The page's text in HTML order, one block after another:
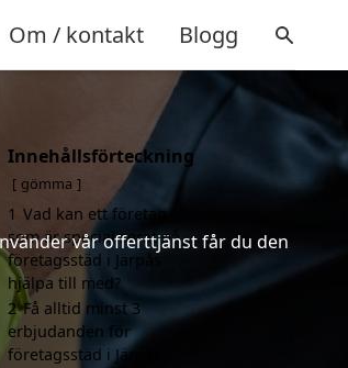
Om / kontakt Blogg
vår offerttjänst får du den
Innehållsförteckning
gömma
1 Vad kan ett företag
som är specialiserat på
företagsstäd i Järpås
hjälpa till med?
2 Få alltid minst 3
erbjudanden för
företagsstäd i Järpås